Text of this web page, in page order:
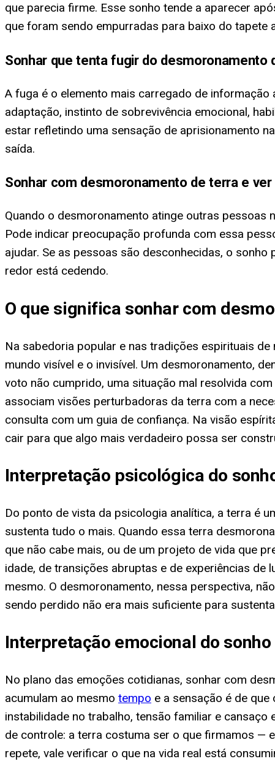
que parecia firme. Esse sonho tende a aparecer
que foram sendo empurradas para baixo do
Sonhar que tenta fugir do desmoronamento
A fuga é o elemento mais carregado de
adaptação, instinto de sobrevivência emocional,
estar refletindo uma sensação de aprisionamento
saída.
Sonhar com desmoronamento de terra e
Quando o desmoronamento atinge outras pessoas
Pode indicar preocupação profunda com essa
ajudar. Se as pessoas são desconhecidas, o
redor está cedendo.
O que significa sonhar com
Na sabedoria popular e nas tradições espirituais
mundo visível e o invisível. Um desmoronamento,
voto não cumprido, uma situação mal resolvida
associam visões perturbadoras da terra com a
consulta com um guia de confiança. Na visão
cair para que algo mais verdadeiro possa ser
Interpretação psicológica do
Do ponto de vista da psicologia analítica, a terra é
sustenta tudo o mais. Quando essa terra
que não cabe mais, ou de um projeto de vida que
idade, de transições abruptas e de experiências de
mesmo. O desmoronamento, nessa perspectiva,
sendo perdido não era mais suficiente para
Interpretação emocional do
No plano das emoções cotidianas, sonhar com
acumulam ao mesmo tempo e a sensação é de
instabilidade no trabalho, tensão familiar e
de controle: a terra costuma ser o que firmamos —
repete, vale verificar o que na vida real está